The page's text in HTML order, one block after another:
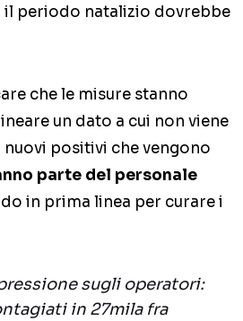
il periodo natalizio dovrebbe
che le misure stanno
un dato a cui non viene
positivi che vengono
parte del personale
in prima linea per curare i
sugli operatori:
in 27mila fra